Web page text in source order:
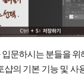
입문하시는 분들을 위
샵의 기본 기능 및 사